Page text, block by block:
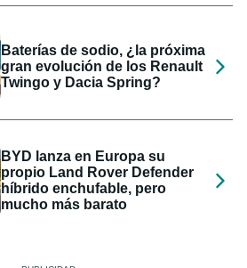
Baterías de sodio, ¿la próxima
gran evolución de los Renault
Twingo y Dacia Spring?
BYD lanza en Europa su
propio Land Rover Defender
híbrido enchufable, pero
mucho más barato